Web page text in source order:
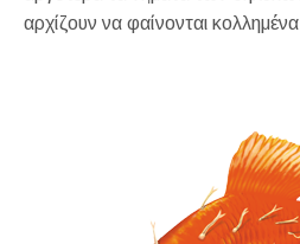
αρχίζουν να φαίνονται